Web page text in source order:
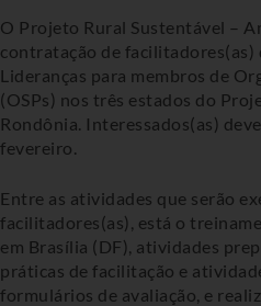
O Projeto Rural Sustentável –
contratação de facilitadores(as)
Lideranças para membros de
(OSPs) nos três estados do
Rondônia. Interessados(as)
fevereiro.
Entre as atividades que serão
facilitadores(as), está o
em Brasília (DF), atividades
práticas de facilitação e
formulários de avaliação, e